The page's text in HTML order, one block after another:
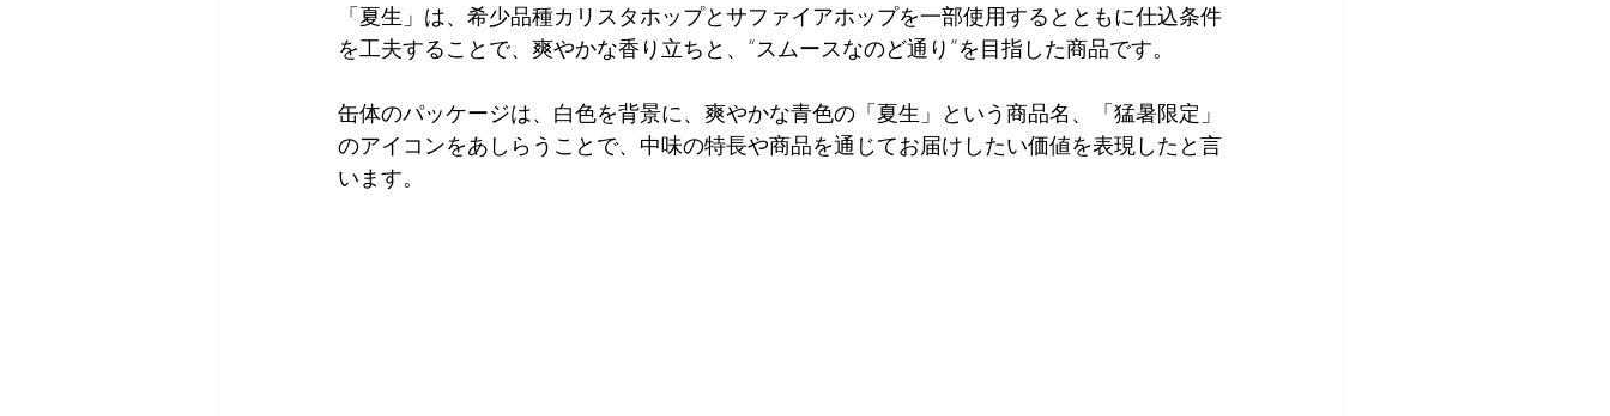
「夏生」は、 希少品種カリスタホップとサファイアホップを一部使用するとともに仕込条件
を工夫することで、爽やかな香り立ちと、“スムースなのど通り”を目指した商品です。
缶体のパッケージは、白色を背景に、爽やかな青色の「夏生」という商品名、「猛暑限定」
のアイコンをあしらうことで、中味の特長や商品を通じてお届けしたい価値を表現したと言
います。